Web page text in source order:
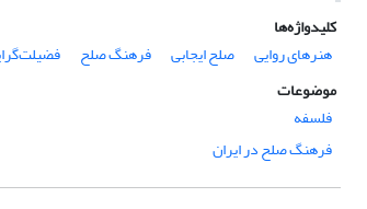
کلیدواژه‌ها
هنرهای روایی
صلح ایجابی فرهنگ صلح
موضوعات
فلسفه
فرهنگ صلح در ایران